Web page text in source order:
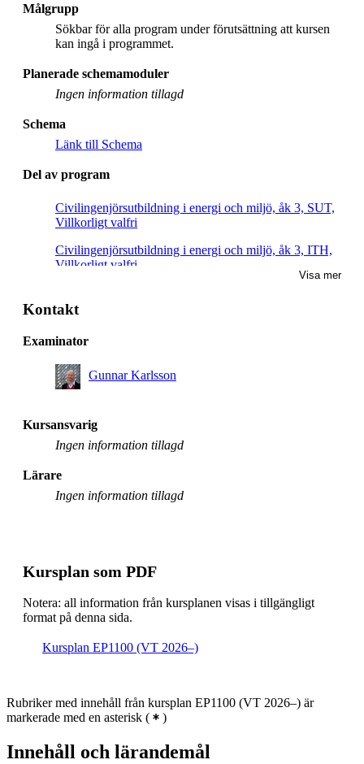
Målgrupp
Sökbar för alla program under förutsättning att kursen
kan ingå i programmet.
Planerade schemamoduler
Ingen information tillagd
Schema
Länk till Schema
Del av program
Civilingenjörsutbildning i energi och miljö, åk 3, SUT,
Villkorligt valfri
Civilingenjörsutbildning i energi och miljö, åk 3, ITH,
Villkorligt valfri
Villkorligt valfri
Civilingenjörsutbildning i energi och miljö, åk 3, MES,
Villkorligt valfri
Civilingenjörsutbildning i energi och miljö, åk 3, MHI,
Villkorligt valfri
Civilingenjörsutbildning i energi och miljö, åk 3,
RENE, Villkorligt valfri
SMCS, Villkorligt valfri
Civilingenjörsutbildning i energi och miljö, åk 3, HSS,
Valfri
Villkorligt valfri
Visa mer
Kontakt
Examinator
Gunnar Karlsson
Kursansvarig
Ingen information tillagd
Lärare
Ingen information tillagd
Kursplan som PDF
Notera: all information från kursplanen visas i tillgängligt
format på denna sida.
Kursplan EP1100 (VT 2026–)
Rubriker med innehåll från kursplan EP1100 (VT 2026–) är
markerade med en asterisk ( )
Innehåll och lärandemål